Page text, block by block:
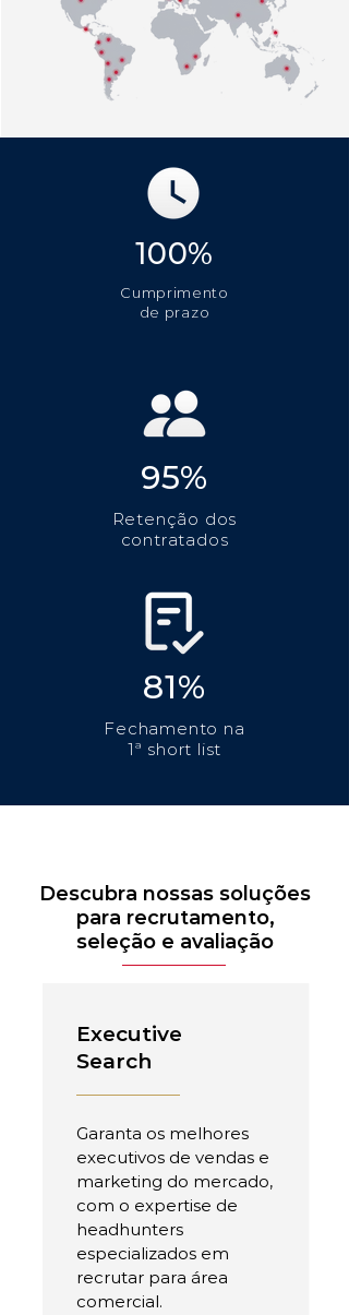
100%
Cumprimento
de prazo
95%
Retenção dos
contratados
81%
Fechamento na
1ª short list
Descubra nossas soluções
para recrutamento,
seleção e avaliação
Executive
Search
Garanta os melhores
executivos de vendas e
marketing do mercado,
com o expertise de
headhunters
especializados em
recrutar para área
comercial.